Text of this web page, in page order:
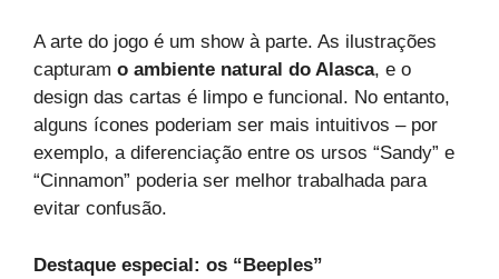
A arte do jogo é um show à parte. As ilustrações
capturam o ambiente natural do Alasca, e o
design das cartas é limpo e funcional. No entanto,
alguns ícones poderiam ser mais intuitivos – por
exemplo, a diferenciação entre os ursos “Sandy” e
“Cinnamon” poderia ser melhor trabalhada para
evitar confusão.
Destaque especial: os “Beeples”